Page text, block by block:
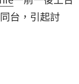
台，引起討